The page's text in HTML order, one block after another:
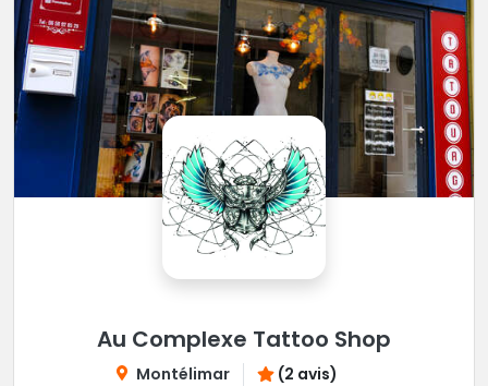
Au Complexe Tattoo Shop
Montélimar (2 avis)